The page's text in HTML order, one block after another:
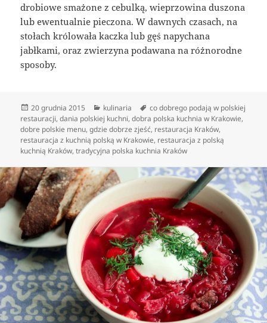
drobiowe smażone z cebulką, wieprzowina duszona
lub ewentualnie pieczona. W dawnych czasach, na
stołach królowała kaczka lub gęś napychana
jabłkami, oraz zwierzyna podawana na różnorodne
sposoby.
Data
publikacji
20 grudnia 2015 Kategorie
kulinaria Tagi
co dobrego podają w polskiej
restauracji,dania polskiej kuchni,dobra polska kuchnia w Krakowie,
dobre polskie menu,gdzie dobrze zjeść, restauracja Kraków,
restauracja z kuchnią polską w Krakowie, restauracja z polską
kuchnią Kraków,tradycyjna polska kuchnia Kraków